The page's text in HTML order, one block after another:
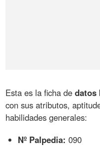
Esta es la ficha dedatos
con sus atributos,
habilidades generales:
Nº Palpedia: 090